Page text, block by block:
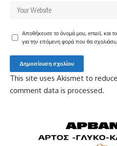
Αποθήκευσε το όνομά μου, email, και
για την επόμενη φορά που θα σχολιάσω.
This site uses Akismet to
comment data is processed.